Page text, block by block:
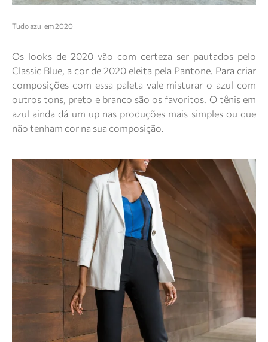
Tudo azul em 2020
Os looks de 2020 vão com certeza ser pautados pelo
Classic Blue, a cor de 2020 eleita pela Pantone. Para criar
composições com essa paleta vale misturar o azul com
outros tons, preto e branco são os favoritos. O tênis em
azul ainda dá um up nas produções mais simples ou que
não tenham cor na sua composição.